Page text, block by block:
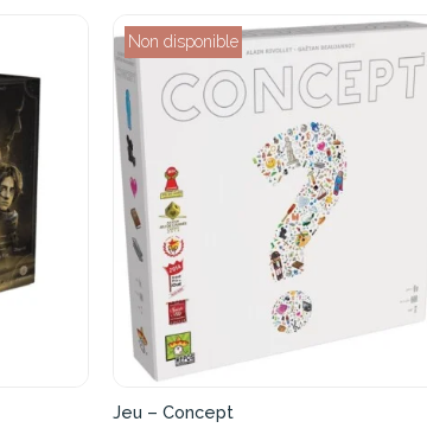
Non disponible
Jeu – Concept